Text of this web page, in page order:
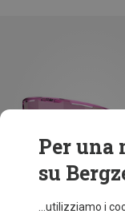
Per una
su
...utilizziamo i